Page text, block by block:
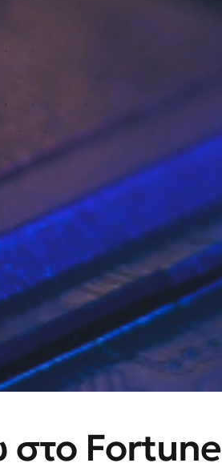
στο Fortune